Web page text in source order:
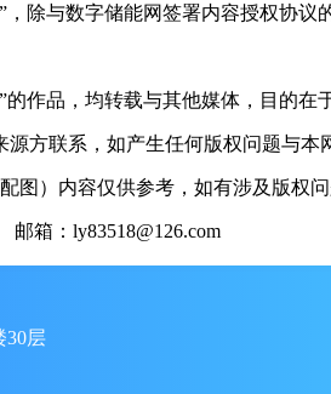
除与数字储能网签署内容授权协
作品，均转载与其他媒体，目的
方联系，如产生任何版权问题与本
图）内容仅供参考，如有涉及版权
邮箱：ly83518@126.com
30层